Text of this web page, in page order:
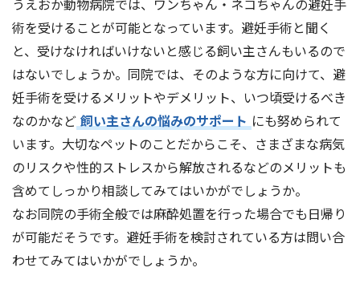
術を受けることが可能となっています。避妊手術と聞く
と、受けなければいけないと感じる飼い主さんもいるので
はないでしょうか。同院では、そのような方に向けて、避
妊手術を受けるメリットやデメリット、いつ頃受けるべき
なのかなど 飼い主さんの悩みのサポート にも努められて
います。大切なペットのことだからこそ、さまざまな病気
のリスクや性的ストレスから解放されるなどのメリットも
含めてしっかり相談してみてはいかがでしょうか。
なお同院の手術全般では麻酔処置を行った場合でも日帰り
が可能だそうです。避妊手術を検討されている方は問い合
わせてみてはいかがでしょうか。